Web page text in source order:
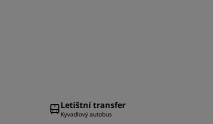
Letištní transfer
Kyvadlový autobus